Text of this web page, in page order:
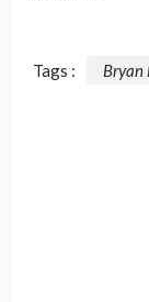
Tags : Bryan